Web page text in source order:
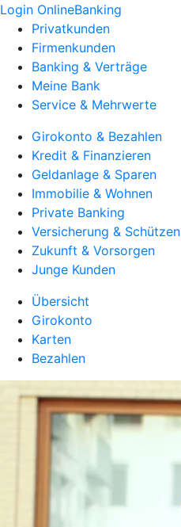
Login OnlineBanking
Privatkunden
Firmenkunden
Banking & Verträge
Meine Bank
Service & Mehrwerte
Girokonto & Bezahlen
Kredit & Finanzieren
Geldanlage & Sparen
Immobilie & Wohnen
Private Banking
Versicherung & Schützen
Zukunft & Vorsorgen
Junge Kunden
Übersicht
Girokonto
Karten
Bezahlen